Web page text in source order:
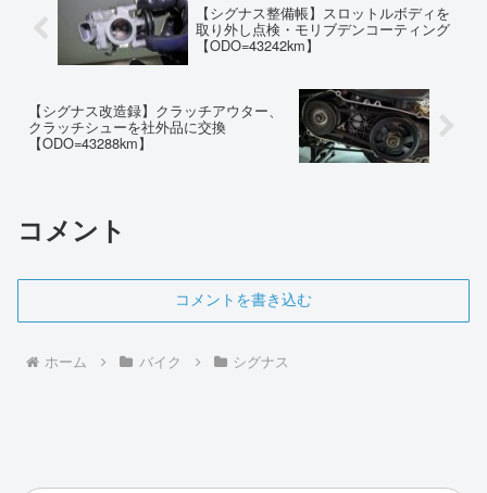
【シグナス整備帳】スロットルボディを
取り外し点検・モリブデンコーティング
【ODO=43242km】
【シグナス改造録】クラッチアウター、
クラッチシューを社外品に交換
【ODO=43288km】
コメント
コメントを書き込む
ホーム バイク シグナス